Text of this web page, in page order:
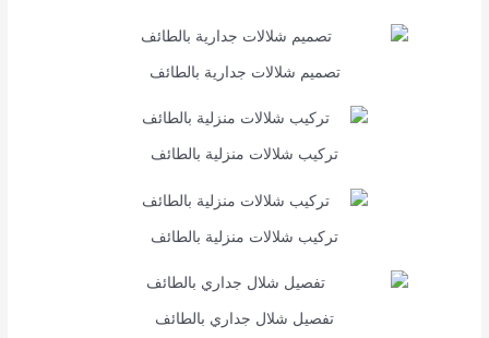
تصميم شلالات جدارية بالطائف
تركيب شلالات منزلية بالطائف
تركيب شلالات منزلية بالطائف
تفصيل شلال جداري بالطائف